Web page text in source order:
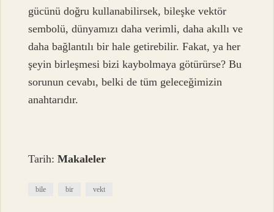
gücünü doğru kullanabilirsek, bileşke vektör
sembolü, dünyamızı daha verimli, daha akıllı ve
daha bağlantılı bir hale getirebilir. Fakat, ya her
şeyin birleşmesi bizi kaybolmaya götürürse? Bu
sorunun cevabı, belki de tüm geleceğimizin
anahtarıdır.
Tarih:Makaleler
bile bir vekt